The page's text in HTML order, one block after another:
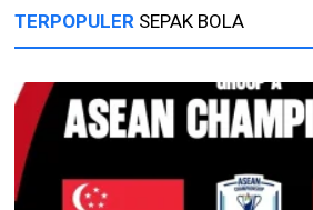
TERPOPULER SEPAK BOLA